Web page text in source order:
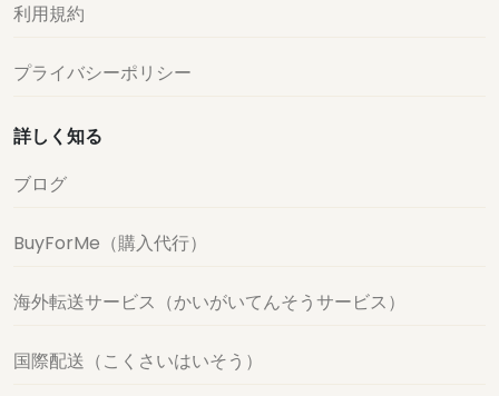
利用規約
プライバシーポリシー
詳しく知る
ブログ
BuyForMe（購入代行）
海外転送サービス（かいがいてんそうサービス）
国際配送（こくさいはいそう）